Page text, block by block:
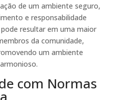
de um ambiente seguro,
e responsabilidade
resultar em uma maior
da comunidade,
um ambiente
com Normas